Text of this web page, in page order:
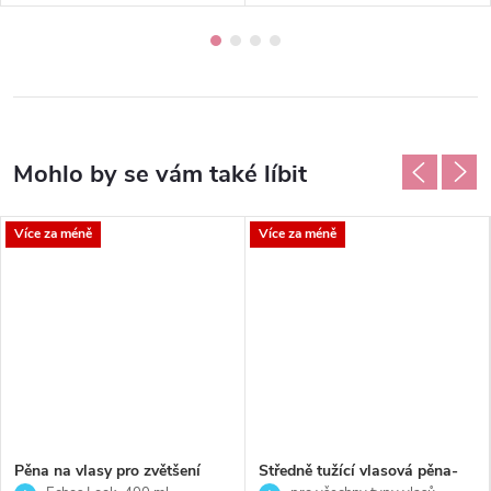
Více za méně
Pěna na vlasy pro zvětšení
Více za méně
Středně tužící vlasová pěna-